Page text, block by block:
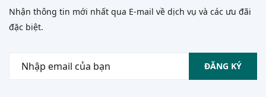
Nhận thông tin mới nhất qua E-mail về dịch vụ và các ưu đãi
đặc biệt.
ĐĂNG KÝ